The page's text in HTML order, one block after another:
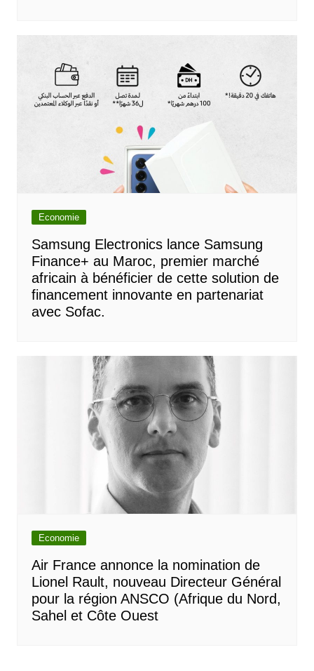
Economie
Samsung Electronics lance Samsung
Finance+ au Maroc, premier marché
africain à bénéficier de cette solution de
financement innovante en partenariat
avec Sofac.
Economie
Air France annonce la nomination de
Lionel Rault, nouveau Directeur Général
pour la région ANSCO (Afrique du Nord,
Sahel et Côte Ouest